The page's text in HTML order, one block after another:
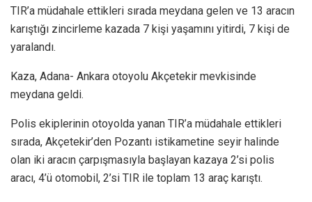
TIR’a müdahale ettikleri sırada meydana gelen ve 13 aracın
karıştığı zincirleme kazada 7 kişi yaşamını yitirdi, 7 kişi de
yaralandı.
Kaza, Adana- Ankara otoyolu Akçetekir mevkisinde
meydana geldi.
Polis ekiplerinin otoyolda yanan TIR’a müdahale ettikleri
sırada, Akçetekir’den Pozantı istikametine seyir halinde
olan iki aracın çarpışmasıyla başlayan kazaya 2’si polis
aracı, 4’ü otomobil, 2’si TIR ile toplam 13 araç karıştı.